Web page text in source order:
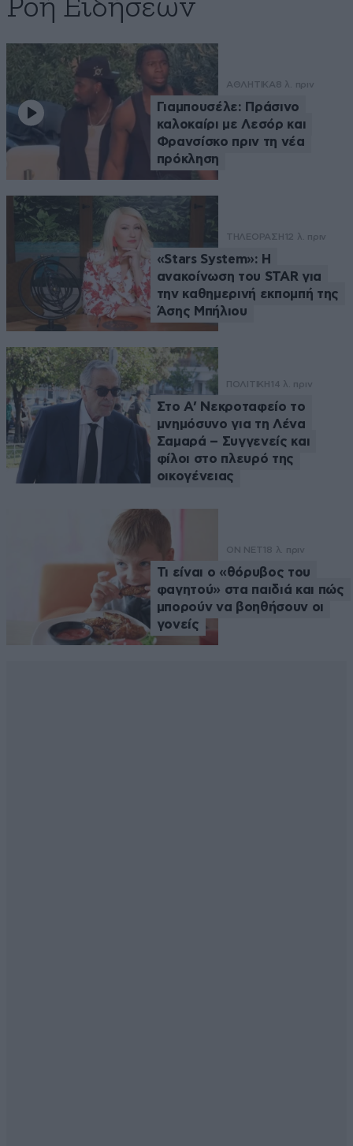
Ροή Ειδήσεων
ΑΘΛΗΤΙΚΑ8 λ. πριν
Γιαμπουσέλε: Πράσινο
καλοκαίρι με Λεσόρ και
Φρανσίσκο πριν τη νέα
πρόκληση
ΤΗΛΕΟΡΑΣΗ 12 λ. πριν
«Stars System»: Η
ανακοίνωση του STAR για
την καθημερινή εκπομπή της
Άσης Μπήλιου
ΠΟΛΙΤΙΚΗ 14 λ. πριν
Στο Α’ Νεκροταφείο το
μνημόσυνο για τη Λένα
Σαμαρά – Συγγενείς και
φίλοι στο πλευρό της
οικογένειας
ON NET 18 λ. πριν
Τι είναι ο «θόρυβος του
φαγητού» στα παιδιά και πώς
μπορούν να βοηθήσουν οι
γονείς